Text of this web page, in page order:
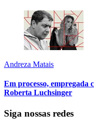
Andreza Matais
Em processo, empregada
Roberta Luchsinger
Siga nossas redes